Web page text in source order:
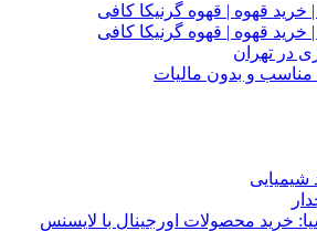
خرید قهوه | قهوه گرنیکا کافی
خرید قهوه | قهوه گرنیکا کافی
در تهران
مناسب و بدون مالیات
خرید محصولات اورجینال با لایسنس